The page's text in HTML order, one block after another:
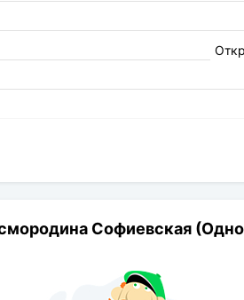
Софиевская